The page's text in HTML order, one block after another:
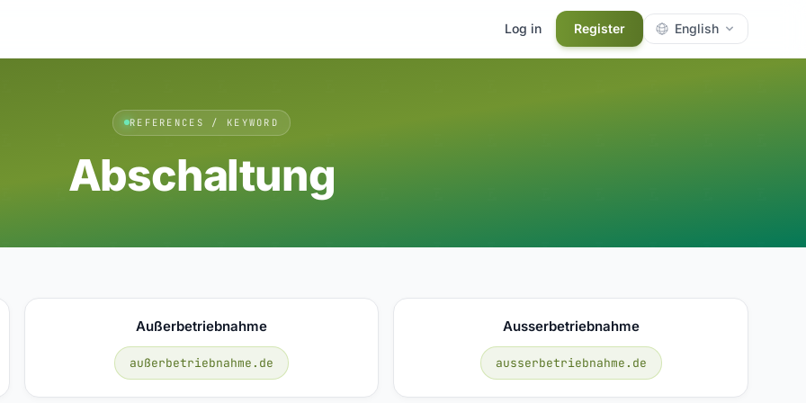
Log in Register English
REFERENCES / KEYWORD
Abschaltung
Außerbetriebnahme
außerbetriebnahme.de
Ausserbetriebnahme
ausserbetriebnahme.de